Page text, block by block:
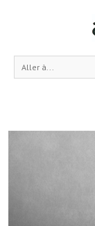
Aller à...